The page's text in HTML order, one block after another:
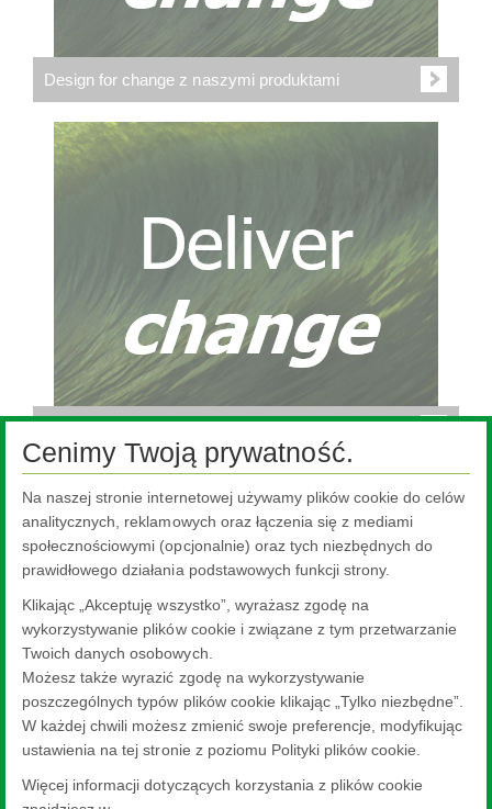
Design for change z naszymi produktami
makechange™
Embrace change
Design for change
Deliver change
Szkło o niskim śladzie węglowym
renewglass
Deklaracje Środowiskowe Produktów (EPD)
Cenimy Twoją prywatność.
Na naszej stronie internetowej używamy plików cookie do celów
analitycznych, reklamowych oraz łączenia się z mediami
społecznościowymi (opcjonalnie) oraz tych niezbędnych do
prawidłowego działania podstawowych funkcji strony.
Klikając „Akceptuję wszystko”, wyrażasz zgodę na
wykorzystywanie plików cookie i związane z tym przetwarzanie
Twoich danych osobowych.
Możesz także wyrazić zgodę na wykorzystywanie
poszczególnych typów plików cookie klikając „Tylko niezbędne”.
W każdej chwili możesz zmienić swoje preferencje, modyfikując
ustawienia na tej stronie z poziomu Polityki plików cookie.
Więcej informacji dotyczących korzystania z plików cookie